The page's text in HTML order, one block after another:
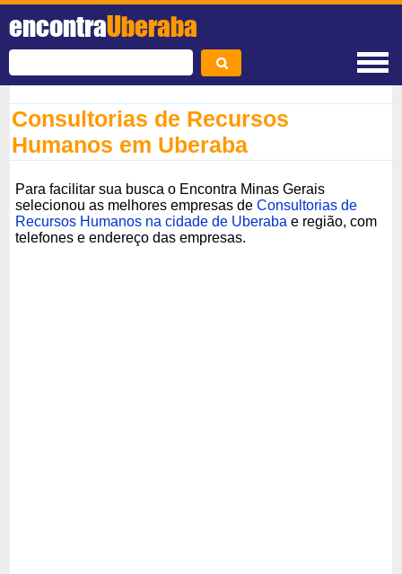
encontraUberaba
Consultorias de Recursos
Humanos em Uberaba
Para facilitar sua busca o Encontra Minas Gerais
selecionou as melhores empresas deConsultorias de
Recursos Humanos na cidade de Uberaba e região, com
telefones e endereço das empresas.